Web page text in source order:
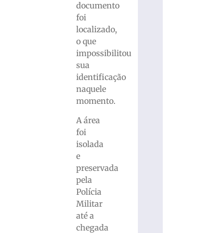
documento
foi
localizado,
o que
impossibilitou
sua
identificação
naquele
momento.
A área
foi
isolada
e
preservada
pela
Polícia
Militar
até a
chegada